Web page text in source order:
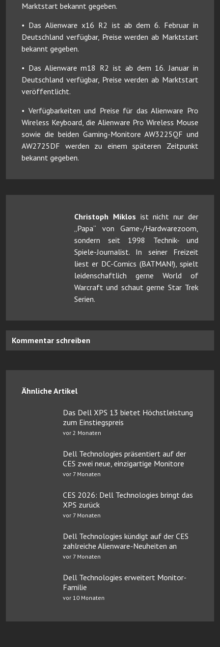
Marktstart bekannt gegeben.
• Das Alienware x16 R2 ist ab dem 6. Februar in
Deutschland verfügbar, Preise werden ab Marktstart
bekannt gegeben.
• Das Alienware m18 R2 ist ab dem 16. Januar in
Deutschland verfügbar, Preise werden ab Marktstart
veröffentlicht.
• Verfügbarkeiten und Preise für das Alienware Pro
Wireless Keyboard, die Alienware Pro Wireless Mouse
sowie die beiden Gaming-Monitore AW3225QF und
AW2725DF werden zu einem späteren Zeitpunkt
bekannt gegeben.
Christoph Miklos ist nicht nur der
„Papa“ von Game-/Hardwarezoom,
sondern seit 1998 Technik- und
Spiele-Journalist. In seiner Freizeit
liest er DC-Comics (BATMAN!), spielt
leidenschaftlich gerne World of
Warcraft und schaut gerne Star Trek
Serien.
Kommentar schreiben
Ähnliche Artikel
Das Dell XPS 13 bietet Höchstleistung
zum Einstiegspreis
vor 2 Monaten
Dell Technologies präsentiert auf der
CES zwei neue, einzigartige Monitore
vor 7 Monaten
CES 2026: Dell Technologies bringt das
XPS zurück
vor 7 Monaten
Dell Technologies kündigt auf der CES
zahlreiche Alienware-Neuheiten an
vor 7 Monaten
Dell Technologies erweitert Monitor-
Familie
vor 10 Monaten